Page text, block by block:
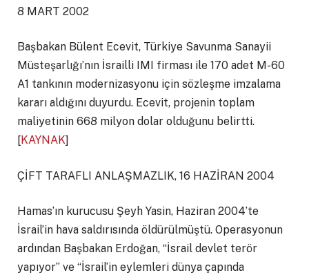
8 MART 2002
Başbakan Bülent Ecevit, Türkiye Savunma Sanayii
Müsteşarlığı’nın İsrailli IMI firması ile 170 adet M-60
A1 tankının modernizasyonu için sözleşme imzalama
kararı aldığını duyurdu. Ecevit, projenin toplam
maliyetinin 668 milyon dolar olduğunu belirtti.
[KAYNAK]
ÇİFT TARAFLI ANLAŞMAZLIK, 16 HAZİRAN 2004
Hamas’ın kurucusu Şeyh Yasin, Haziran 2004’te
İsrail’in hava saldırısında öldürülmüştü. Operasyonun
ardından Başbakan Erdoğan, “İsrail devlet terör
yapıyor” ve “İsrail’in eylemleri dünya çapında